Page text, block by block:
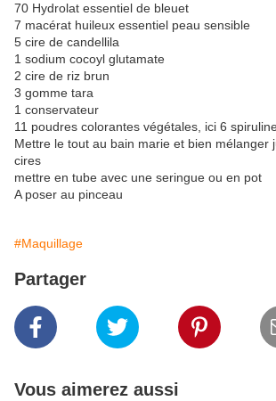
70 Hydrolat essentiel de bleuet
7 macérat huileux essentiel peau sensible
5 cire de candellila
1 sodium cocoyl glutamate
2 cire de riz brun
3 gomme tara
1 conservateur
11 poudres colorantes végétales, ici 6
Mettre le tout au bain marie et bien mélanger
cires
mettre en tube avec une seringue ou en pot
A poser au pinceau
#Maquillage
Partager
Vous aimerez aussi